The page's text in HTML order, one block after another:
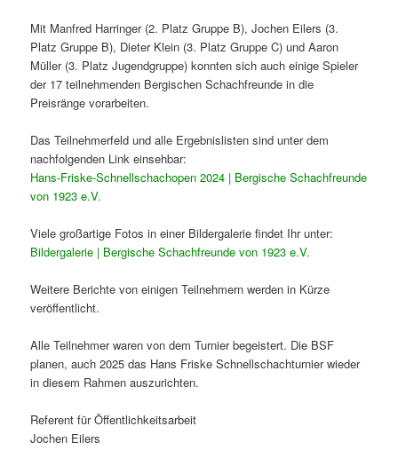
Mit Manfred Harringer (2. Platz Gruppe B), Jochen Eilers (3.
Platz Gruppe B), Dieter Klein (3. Platz Gruppe C) und Aaron
Müller (3. Platz Jugendgruppe) konnten sich auch einige Spieler
der 17 teilnehmenden Bergischen Schachfreunde in die
Preisränge vorarbeiten.
Das Teilnehmerfeld und alle Ergebnislisten sind unter dem
nachfolgenden Link einsehbar:
Hans-Friske-Schnellschachopen 2024 | Bergische Schachfreunde
von 1923 e.V.
Viele großartige Fotos in einer Bildergalerie findet Ihr unter:
Bildergalerie | Bergische Schachfreunde von 1923 e.V.
Weitere Berichte von einigen Teilnehmern werden in Kürze
veröffentlicht.
Alle Teilnehmer waren von dem Turnier begeistert. Die BSF
planen, auch 2025 das Hans Friske Schnellschachturnier wieder
in diesem Rahmen auszurichten.
Referent für Öffentlichkeitsarbeit
Jochen Eilers